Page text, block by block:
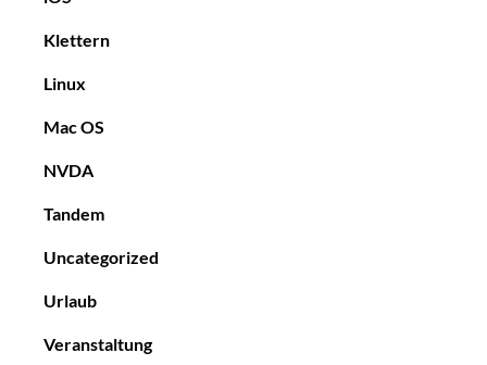
Klettern
Linux
Mac OS
NVDA
Tandem
Uncategorized
Urlaub
Veranstaltung